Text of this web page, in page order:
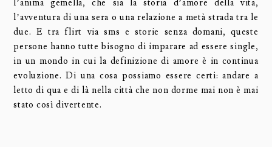
l’anima gemella, che sia la storia d’amore della vita,
l’avventura di una sera o una relazione a metà strada tra le
due. E tra flirt via sms e storie senza domani, queste
persone hanno tutte bisogno di imparare ad essere single,
in un mondo in cui la definizione di amore è in continua
evoluzione. Di una cosa possiamo essere certi: andare a
letto di qua e di là nella città che non dorme mai non è mai
stato così divertente.